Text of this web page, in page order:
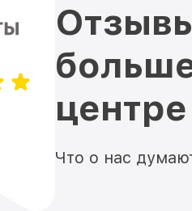
центре
Что о нас